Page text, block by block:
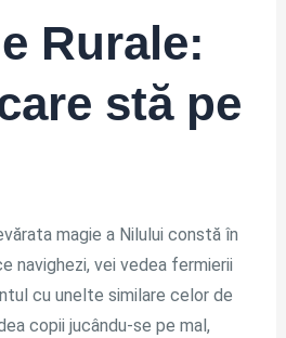
Rurale:
stă pe
magie a Nilului constă în
navighezi, vei vedea fermierii
cu unelte similare celor de
copii jucându-se pe mal,